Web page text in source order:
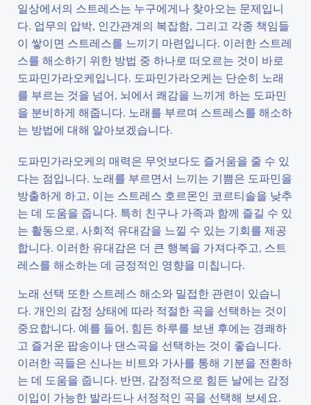
일상에서의 스트레스는 누구에게나 찾아오는 문제입니
다. 업무의 압박, 인간관계의 복잡함, 그리고 각종 책임들
이 쌓이면 스트레스를 느끼기 마련입니다. 이러한 스트레
스를 해소하기 위한 방법 중 하나로 떠오르는 것이 바로
도파민가라오케입니다. 도파민가라오케는 단순히 노래
를 부르는 것을 넘어, 뇌에서 쾌감을 느끼게 하는 도파민
을 분비하게 해줍니다. 노래를 부르며 스트레스를 해소하
는 방법에 대해 알아보겠습니다.
도파민가라오케의 매력은 무엇보다도 즐거움을 줄 수 있
다는 점입니다. 노래를 부르면서 느끼는 기쁨은 도파민을
방출하게 하고, 이는 스트레스 호르몬인 코르티솔을 낮추
는 데 도움을 줍니다. 특히 친구나 가족과 함께 즐길 수 있
는 활동으로, 사회적 유대감을 느낄 수 있는 기회를 제공
합니다. 이러한 유대감은 더 큰 행복을 가져다주고, 스트
레스를 해소하는 데 긍정적인 영향을 미칩니다.
노래 선택 또한 스트레스 해소와 밀접한 관련이 있습니
다. 개인의 감정 상태에 따라 적절한 곡을 선택하는 것이
중요합니다. 예를 들어, 힘든 하루를 보낸 후에는 경쾌하
고 즐거운 팝송이나 댄스곡을 선택하는 것이 좋습니다.
이러한 곡들은 신나는 비트와 가사를 통해 기분을 전환하
는 데 도움을 줍니다. 반면, 감정적으로 힘든 날에는 감정
이입이 가능한 발라드나 서정적인 곡을 선택해 보세요.